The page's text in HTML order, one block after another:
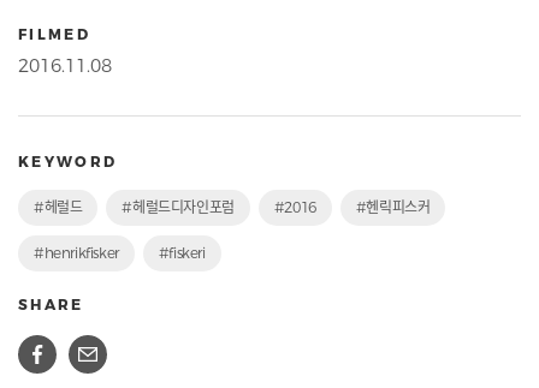
FILMED
2016.11.08
KEYWORD
#헤럴드 #헤럴드디자인포럼 #2016 #헨릭피스커
#henrikfisker #fiskeri
SHARE